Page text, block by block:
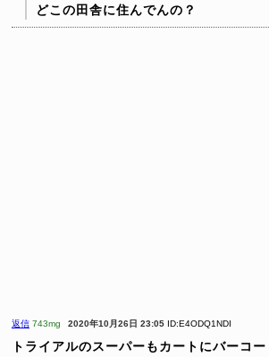
どこの田舎に住んでんの？
返信 743mg 2020年10月26日 23:05 ID:E4ODQ1NDI
トライアルのスーパーもカートにバーコ